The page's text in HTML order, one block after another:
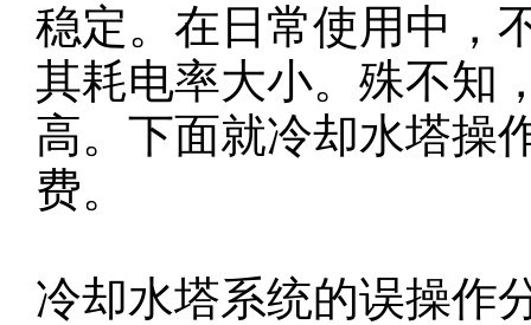
稳定。在日常使用中，
其耗电率大小。殊不知
高。下面就冷却水塔操
费。
冷却水塔系统的误操作